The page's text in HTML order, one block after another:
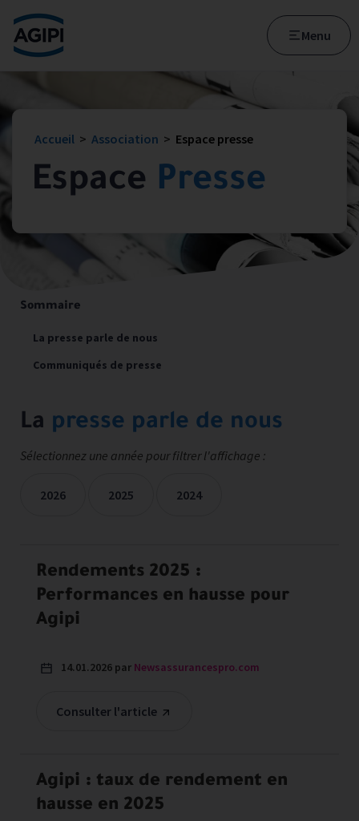
Accès au menu
Accès au contenu principal
Menu
Accueil > Association > Espace presse
Espace Presse
Sommaire
La presse parle de nous
Communiqués de presse
La presse parle de nous
Sélectionnez une année pour filtrer l'affichage :
2026 2025 2024
Rendements 2025 :
Performances en hausse pour
Agipi
Consulter l'article
14.01.2026 par Newsassurancespro.com
Agipi : taux de rendement en
hausse en 2025